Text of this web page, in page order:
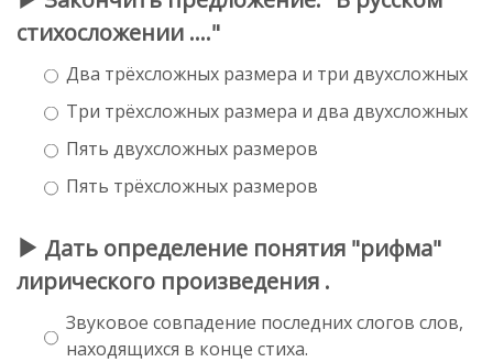
стихосложении ...."
Два трёхсложных размера и три двухсложных
Три трёхсложных размера и два двухсложных
Пять двухсложных размеров
Пять трёхсложных размеров
Дать определение понятия "рифма"
лирического произведения .
Звуковое совпадение последних слогов слов,
находящихся в конце стиха.